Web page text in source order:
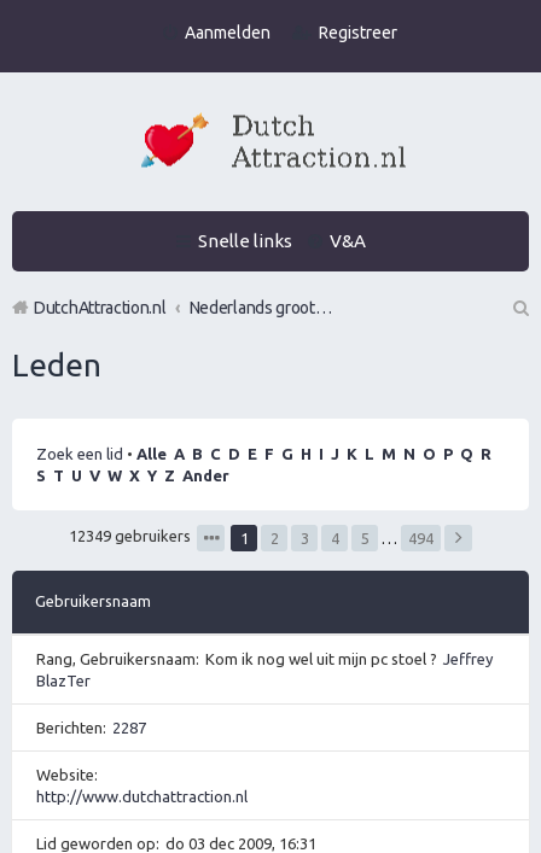
Aanmelden Registreer
Snelle links V&A
DutchAttraction.nl
Nederlands grootste Dutch Attraction, Lifestyle, Vrouwen versieren en Pick-Up (PUA) Forum
Leden
Zoek een lid • Alle A B C D E F G H I J K L M N O P Q R
S T U V W X Y Z Ander
12349 gebruikers 1 2 3 4 5 494
Gebruikersnaam
Rang, Gebruikersnaam Kom ik nog wel uit mijn pc stoel ?
Jeffrey
BlazTer
Berichten 2287
Website
http://www.dutchattraction.nl
Lid geworden op do 03 dec 2009, 16:31